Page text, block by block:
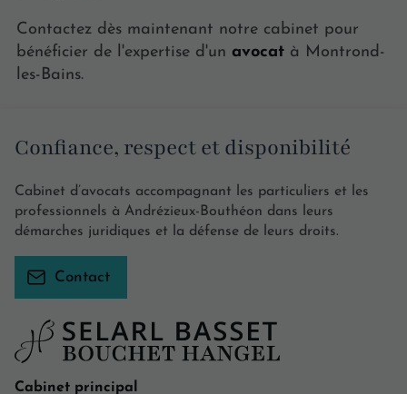
Contactez dès maintenant notre cabinet pour
bénéficier de l'expertise d'unavocat à Montrond-
les-Bains.
Cabinet principal
Confiance, respect et disponibilité
Cabinet d’avocats accompagnant les particuliers et les
professionnels à Andrézieux-Bouthéon dans leurs
démarches juridiques et la défense de leurs droits.
Contact